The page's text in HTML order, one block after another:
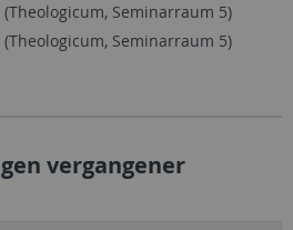
(Theologicum, Seminarraum 5)
(Theologicum, Seminarraum 5)
vergangener